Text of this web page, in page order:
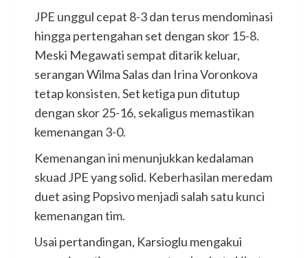
JPE unggul cepat 8-3 dan terus mendominasi
hingga pertengahan set dengan skor 15-8.
Meski Megawati sempat ditarik keluar,
serangan Wilma Salas dan Irina Voronkova
tetap konsisten. Set ketiga pun ditutup
dengan skor 25-16, sekaligus memastikan
kemenangan 3-0.
Kemenangan ini menunjukkan kedalaman
skuad JPE yang solid. Keberhasilan meredam
duet asing Popsivo menjadi salah satu kunci
kemenangan tim.
Usai pertandingan, Karsioglu mengakui